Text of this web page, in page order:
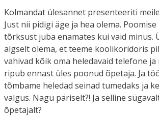
Kolmandat ülesannet presenteeriti
Just nii pidigi äge ja hea olema.
tõrksust juba enamates kui vaid minus.
algselt olema, et teeme koolikoridoris
vahivad kõik oma heledavaid telefone ja
ripub ennast üles poonud õpetaja. Ja
tõmbame heledad seinad tumedaks ja
valgus. Nagu päriselt?! Ja selline
õpetajalt?